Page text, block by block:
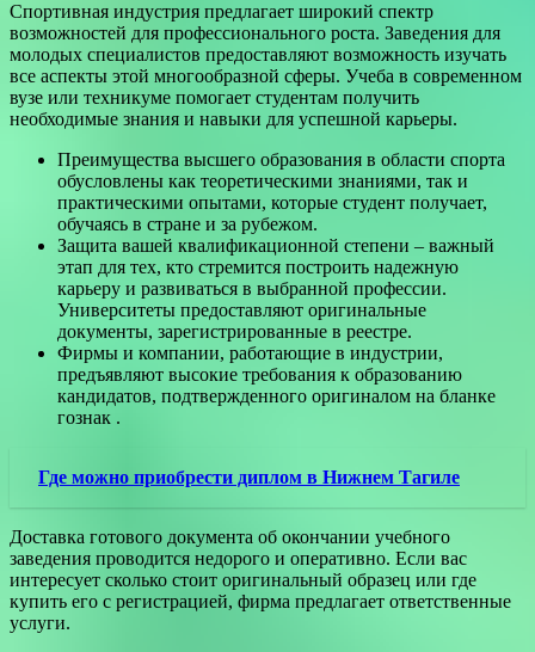
Спортивная индустрия предлагает широкий спектр
возможностей для профессионального роста. Заведения для
молодых специалистов предоставляют возможность изучать
все аспекты этой многообразной сферы. Учеба в современном
вузе или техникуме помогает студентам получить
необходимые знания и навыки для успешной карьеры.
Преимущества высшего образования в области спорта
обусловлены как теоретическими знаниями, так и
практическими опытами, которые студент получает,
обучаясь в стране и за рубежом.
Защита вашей квалификационной степени – важный
этап для тех, кто стремится построить надежную
карьеру и развиваться в выбранной профессии.
Университеты предоставляют оригинальные
документы, зарегистрированные в реестре.
Фирмы и компании, работающие в индустрии,
предъявляют высокие требования к образованию
кандидатов, подтвержденного оригиналом на бланке
гознак .
Где можно приобрести диплом в Нижнем Тагиле
Доставка готового документа об окончании учебного
заведения проводится недорого и оперативно. Если вас
интересует сколько стоит оригинальный образец или где
купить его с регистрацией, фирма предлагает ответственные
услуги.